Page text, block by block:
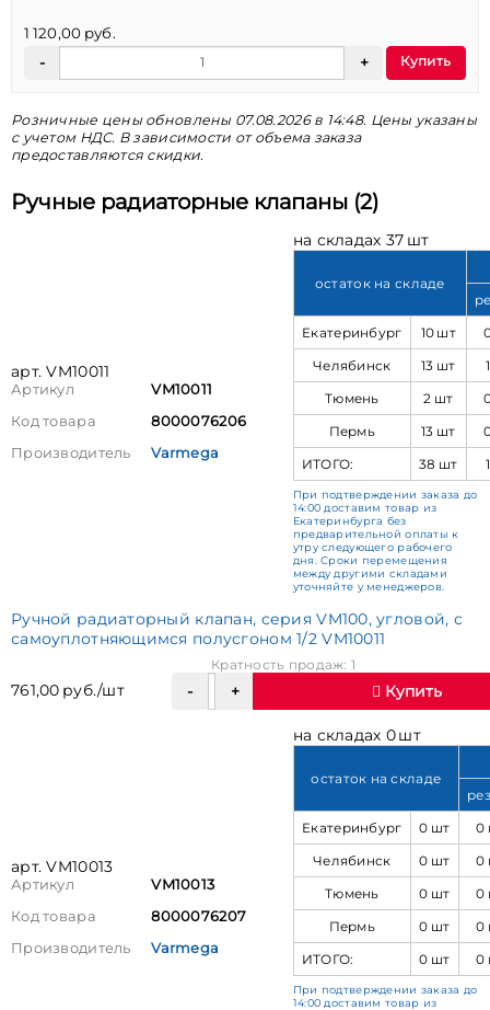
1 120,00 руб.
Купить
Розничные цены обновлены 07.08.2026 в 14:48. Цены указаны
с учетом НДС. В зависимости от объема заказа
предоставляются скидки.
Ручные радиаторные клапаны (2)
арт. VM10011
Артикул
VM10011
Код товара
8000076206
Производитель
Varmega
на складах 37 шт
остаток на складе
Екатеринбург
10 шт
Челябинск
13 шт
Тюмень
2 шт
Пермь
13 шт
ИТОГО:
38 шт
При подтверждении заказа до
14:00 доставим товар из
Екатеринбурга без
предварительной оплаты к
утру следующего рабочего
дня. Сроки перемещения
между другими складами
уточняйте у менеджеров.
Ручной радиаторный клапан, серия VM100, угловой, с
самоуплотняющимся полусгоном 1/2 VM10011
761,00 руб./шт
Кратность продаж: 1
Купить
арт. VM10013
Артикул
VM10013
Код товара
8000076207
Производитель
Varmega
на складах 0 шт
остаток на складе
Екатеринбург
0 шт
0
Челябинск
0 шт
0
Тюмень
0 шт
0
Пермь
0 шт
0
ИТОГО:
0 шт 0
При подтверждении заказа до
14:00 доставим товар из